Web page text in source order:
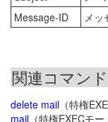
Message-ID
メッ
関連コマンド
delete mail （特権
mail （特権EXECモー